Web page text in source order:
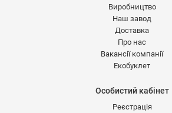
Виробництво
Наш завод
Доставка
Про нас
Вакансії компанії
Екобуклет
Особистий кабінет
Реєстрація